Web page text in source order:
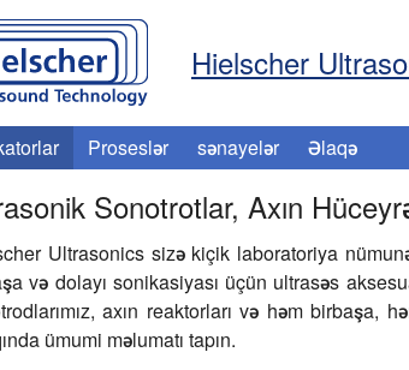
Hielscher
Proseslər sənayelər Əlaqə
Sonotrotlar, Axın
Ultrasonics sizə kiçik laboratoriya
və dolayı sonikasiyası üçün ultrasəs
axın reaktorları və həm birbaşa,
ümumi məlumatı tapın.